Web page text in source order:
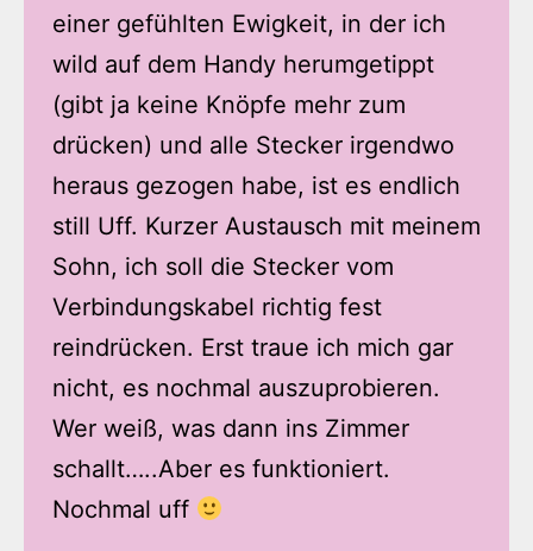
einer gefühlten Ewigkeit, in der ich
wild auf dem Handy herumgetippt
(gibt ja keine Knöpfe mehr zum
drücken) und alle Stecker irgendwo
heraus gezogen habe, ist es endlich
still Uff. Kurzer Austausch mit meinem
Sohn, ich soll die Stecker vom
Verbindungskabel richtig fest
reindrücken. Erst traue ich mich gar
nicht, es nochmal auszuprobieren.
Wer weiß, was dann ins Zimmer
schallt…..Aber es funktioniert.
Nochmal uff